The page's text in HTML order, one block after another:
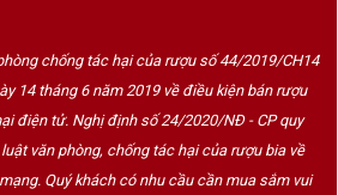
chống tác hại của rượu số 44/2019/CH14
14 tháng 6 năm 2019 về điều kiện bán rượu
điện tử. Nghị định số 24/2020/NĐ - CP quy
văn phòng, chống tác hại của rượu bia về
Quý khách có nhu cầu cần mua sắm vui